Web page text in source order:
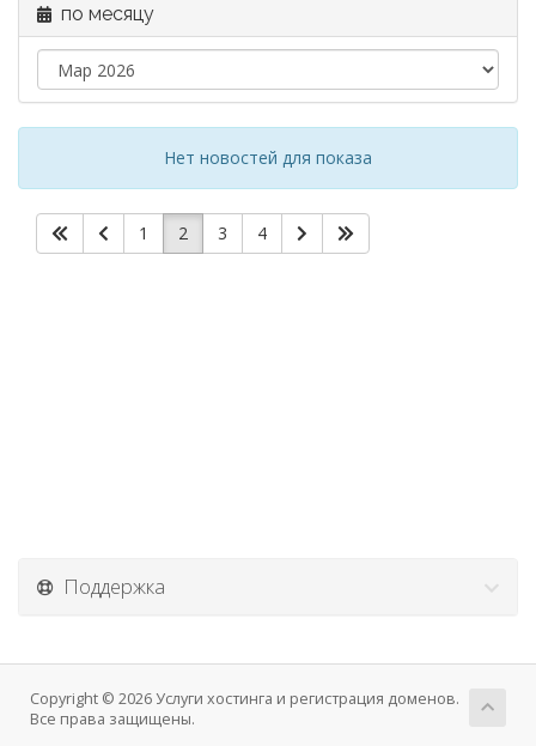
по месяцу
Нет новостей для показа
1 2 3 4
Поддержка
Copyright © 2026 Услуги хостинга и регистрация доменов.
Все права защищены.